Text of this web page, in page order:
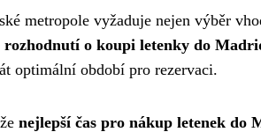
metropole vyžaduje nejen výběr
rozhodnutí o koupi letenky do
optimální období pro rezervaci.
nejlepší čas pro nákup letenek do